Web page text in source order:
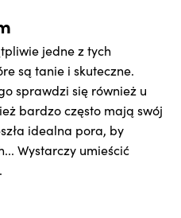
jedne z tych
są tanie i skuteczne.
sprawdzi się również u
bardzo często mają swój
idealna pora, by
Wystarczy umieścić